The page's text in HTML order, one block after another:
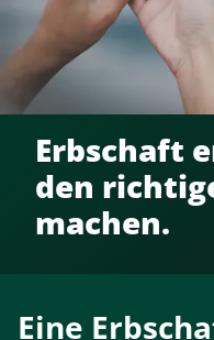
Erbschaft
den
machen.
Eine